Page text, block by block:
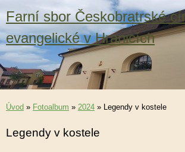
Farní sbor Českobratrské
evangelické v Hranicích
Úvod » Fotoalbum » 2024 » Legendy v kostele
Legendy v kostele